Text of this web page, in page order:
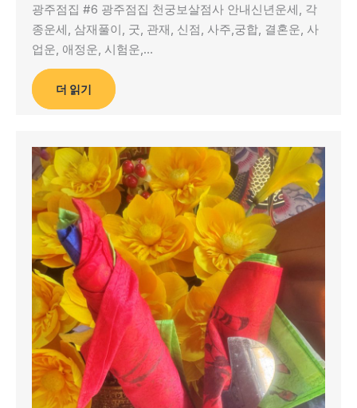
광주점집 #6 광주점집 천궁보살점사 안내신년운세, 각
종운세, 삼재풀이, 굿, 관재, 신점, 사주,궁합, 결혼운, 사
업운, 애정운, 시험운,…
더 읽기